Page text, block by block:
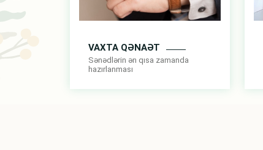
VAXTA QƏNAƏT
Sənədlərin ən qısa zamanda
hazırlanması